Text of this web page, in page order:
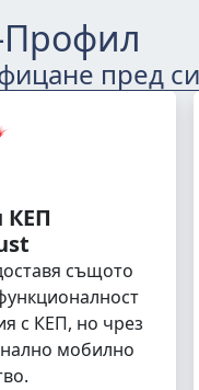
пред
КЕП
същото
с КЕП, но чрез
мобилно